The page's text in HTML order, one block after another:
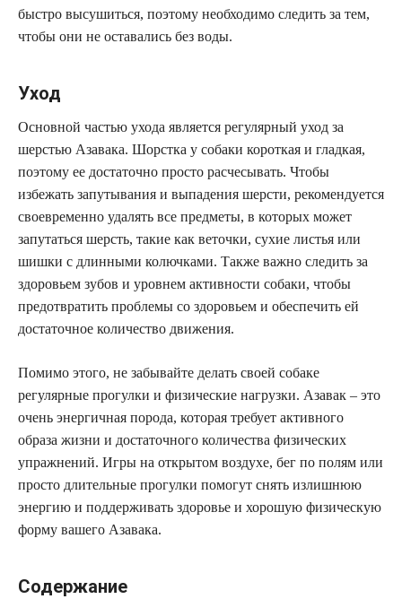
быстро высушиться, поэтому необходимо следить за тем,
чтобы они не оставались без воды.
Уход
Основной частью ухода является регулярный уход за
шерстью Азавака. Шорстка у собаки короткая и гладкая,
поэтому ее достаточно просто расчесывать. Чтобы
избежать запутывания и выпадения шерсти, рекомендуется
своевременно удалять все предметы, в которых может
запутаться шерсть, такие как веточки, сухие листья или
шишки с длинными колючками. Также важно следить за
здоровьем зубов и уровнем активности собаки, чтобы
предотвратить проблемы со здоровьем и обеспечить ей
достаточное количество движения.
Помимо этого, не забывайте делать своей собаке
регулярные прогулки и физические нагрузки. Азавак – это
очень энергичная порода, которая требует активного
образа жизни и достаточного количества физических
упражнений. Игры на открытом воздухе, бег по полям или
просто длительные прогулки помогут снять излишнюю
энергию и поддерживать здоровье и хорошую физическую
форму вашего Азавака.
Содержание